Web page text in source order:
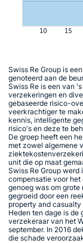
Swiss Re Group is
genoteerd aan de
Swiss Re is een van
verzekeringen en
gebaseerde risico-
veerkrachtiger te
kennis, intelligente
risico's en deze te
De groep heeft een
met zowel algemene
unit die op maat
Swiss Re Group
compensatie voor
genoeg was om grote
gegroeid door een
property and casualty
Heden ten dage is
verzekeraar van het
september. In 2016
die schade